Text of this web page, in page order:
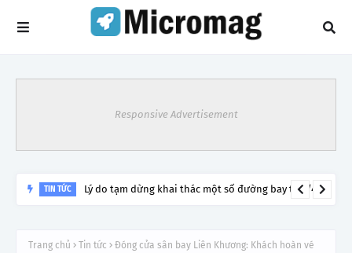
Responsive Advertisement
TIN TỨC Lý do tạm dừng khai thác một số đường bay từ 1/4
Trang chủ Tin tức
Đóng cửa sân bay Liên Khương: Khách hoàn vé